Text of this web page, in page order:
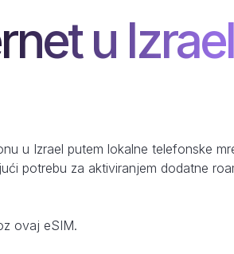
u
u Izrael putem lokalne telefonske
potrebu za aktiviranjem dodatne
ovaj eSIM.